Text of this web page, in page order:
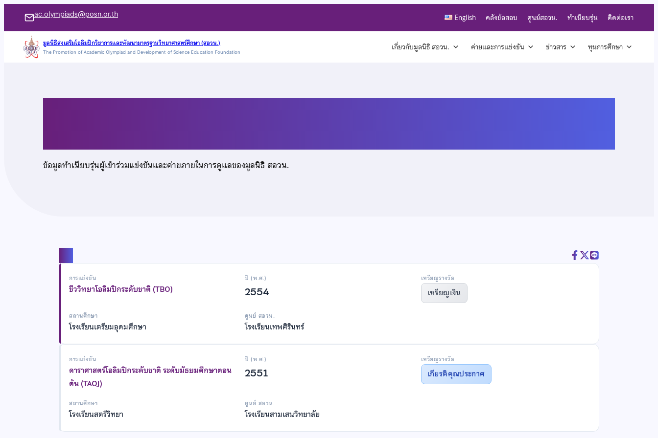
เนื้อหา
ac.olympiads@posn.or.th English คลังข้อสอบ ศูนย์สอวน. ทำเนียบรุ่น ติดต่อเรา
มูลนิธิส่งเสริมโอลิมปิกวิชาการและพัฒนามาตรฐานวิทยาศาสตร์ศึกษา (สอวน.)
The Promotion of Academic Olympiad and Development of Science Education Foundation เกี่ยวกับมูลนิธิ สอวน. ค่ายและการแข่งขัน ข่าวสาร ทุนการศึกษา
ข้อมูลทำเนียบรุ่นผู้เข้าร่วมแข่งขันและค่ายภายในการดูแลของมูลนิธิ สอวน.
การแข่งขัน
ชีววิทยาโอลิมปิกระดับชาติ (TBO)
ปี (พ.ศ.)
2554
เหรียญรางวัล
เหรียญเงิน
สถานศึกษา
โรงเรียนเตรียมอุดมศึกษา
ศูนย์ สอวน.
โรงเรียนเทพศิรินทร์
การแข่งขัน
ดาราศาสตร์โอลิมปิกระดับชาติ ระดับมัธยมศึกษาตอน
ต้น (TAOJ)
ปี (พ.ศ.)
2551
เหรียญรางวัล
เกียรติคุณประกาศ
สถานศึกษา
โรงเรียนสตรีวิทยา
ศูนย์ สอวน.
โรงเรียนสามเสนวิทยาลัย